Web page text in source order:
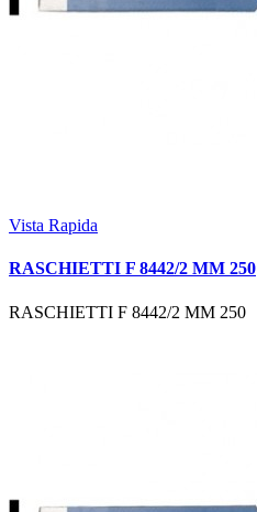
Vista Rapida
RASCHIETTI F 8442/2 MM 250
RASCHIETTI F 8442/2 MM 250